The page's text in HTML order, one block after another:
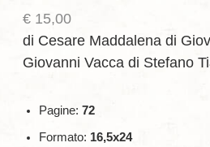
€ 15,00
di Cesare Maddalena di
Giovanni Vacca di Stefano
Pagine: 72
Formato: 16,5x24